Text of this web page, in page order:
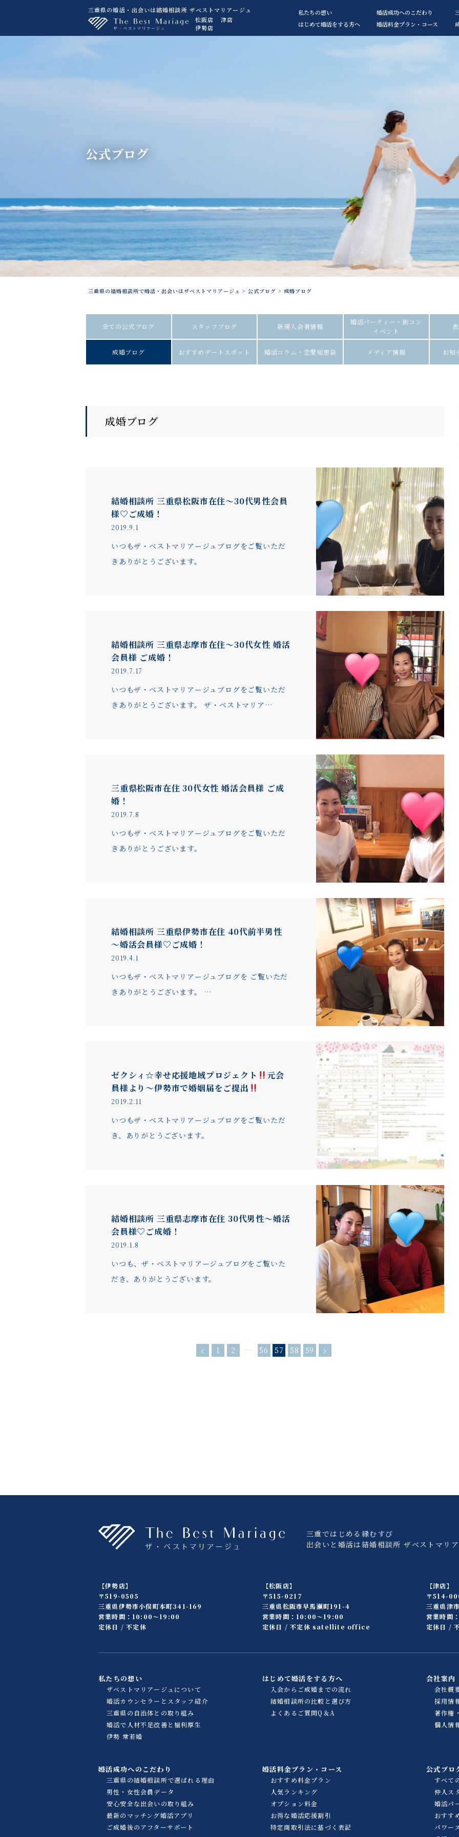
三重県の婚活・出会いは結婚相談所 ザベストマリアージュ
松阪店
津店
伊勢店
私たちの想い 婚活成功へのこだわり
はじめて婚活をする方へ
婚活料金プラン・コース
公式ブログ
三重県の結婚相談所で婚活・出会いはザベストマリアージュ > 公式ブログ > 成婚ブログ
全ての公式ブログ スタッフブログ 新規入会者情報
婚活パーティー・街コン
イベント
成婚ブログ おすすめデートスポット 婚活コラム・恋愛知恵袋 メディア情報 お知
成婚ブログ
結婚相談所 三重県松阪市在住～30代男性会員
様♡ご成婚！
2019.9.1
いつもザ・ベストマリアージュブログをご覧いただ
きありがとうございます。
結婚相談所 三重県志摩市在住～30代女性 婚活
会員様 ご成婚！
2019.7.17
いつもザ・ベストマリアージュブログをご覧いただ
きありがとうございます。 ザ・ベストマリア…
三重県松阪市在住 30代女性 婚活会員様 ご成
婚！
2019.7.8
いつもザ・ベストマリアージュブログをご覧いただ
きありがとうございます。
結婚相談所 三重県伊勢市在住 40代前半男性
～婚活会員様♡ご成婚！
2019.4.1
いつもザ・ベストマリアージュブログを ご覧いただ
きありがとうございます。 …
ゼクシィ☆幸せ応援地域プロジェクト
元会
員様より～伊勢市で婚姻届をご提出
2019.2.11
いつもザ・ベストマリアージュブログをご覧いただ
き、ありがとうございます。
結婚相談所 三重県志摩市在住 30代男性～婚活
会員様♡ご成婚！
2019.1.8
いつも、ザ・ベストマリアージュブログをご覧いた
だき、ありがとうございます。
1 2 … 56 57 58 59
三重ではじめる縁むすび
出会いと婚活は結婚相談所 ザベストマリ
【伊勢店】
〒519-0505
三重県伊勢市小俣町本町341-169
営業時間：10:00〜19:00
定休日 / 不定休
【松阪店】
〒515-0217
三重県松阪市早馬瀬町191-4
営業時間：10:00〜19:00
定休日 / 不定休 satellite office
【津店】
〒514-
三重県津
営業時間
定休日 /
私たちの想い
ザベストマリアージュについて
婚活カウンセラーとスタッフ紹介
三重県の自治体との取り組み
婚活で人材不足改善と福利厚生
伊勢 常若婚
はじめて婚活をする方へ
入会からご成婚までの流れ
結婚相談所の比較と選び方
よくあるご質問Q＆A
会社案内
会社概
採用情
著作権
個人情
婚活成功へのこだわり
三重県の結婚相談所で選ばれる理由
男性・女性会員データ
安心安全な出会いの取り組み
最新のマッチング婚活アプリ
ご成婚後のアフターサポート
婚活料金プラン・コース
おすすめ料金プラン
人気ランキング
オプション料金
お得な婚活応援割引
特定商取引法に基づく表記
公式ブロ
すべて
仲人ス
婚活パ
おすす
パワー